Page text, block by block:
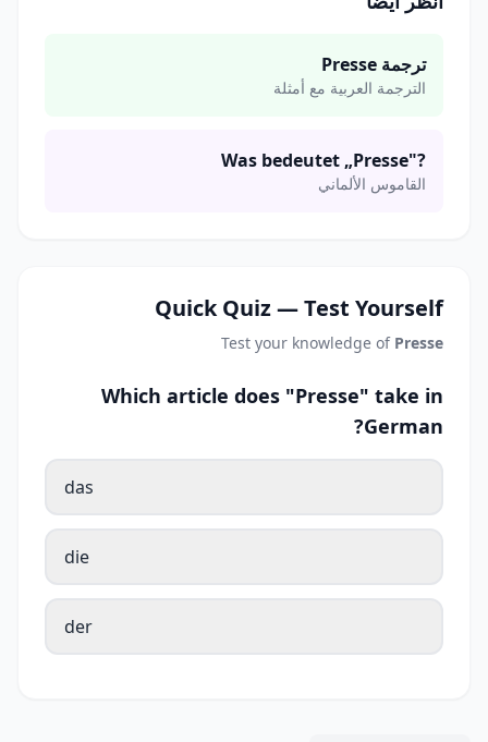
ترجمة Presse
الترجمة العربية مع أمثلة
Was bedeutet „Presse"?
القاموس الألماني
Quick Quiz — Test Yourself
Test your knowledge of Presse
Which article does "Presse" take in
German?
das
die
der